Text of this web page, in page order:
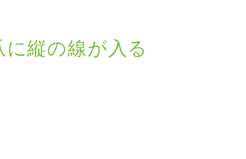
に縦の線が入る